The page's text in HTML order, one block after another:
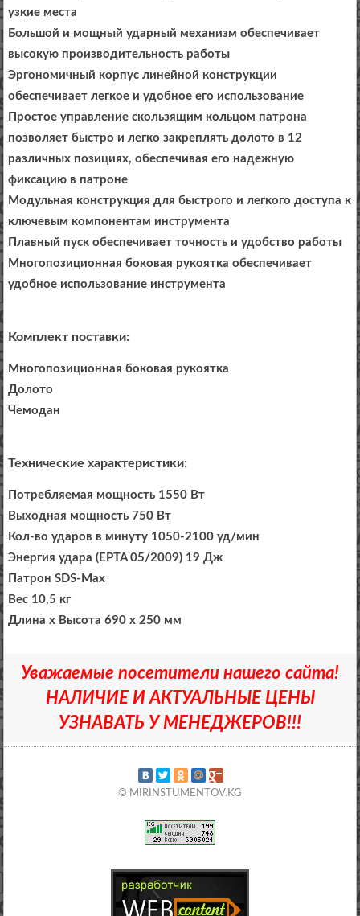
узкие места
Большой и мощный ударный механизм обеспечивает
высокую производительность работы
Эргономичный корпус линейной конструкции
обеспечивает легкое и удобное его использование
Простое управление скользящим кольцом патрона
позволяет быстро и легко закреплять долото в 12
различных позициях, обеспечивая его надежную
фиксацию в патроне
Модульная конструкция для быстрого и легкого доступа к
ключевым компонентам инструмента
Плавный пуск обеспечивает точность и удобство работы
Многопозиционная боковая рукоятка обеспечивает
удобное использование инструмента
Комплект поставки:
Многопозиционная боковая рукоятка
Долото
Чемодан
Технические характеристики:
Потребляемая мощность 1550 Вт
Выходная мощность 750 Вт
Кол-во ударов в минуту 1050-2100 уд/мин
Энергия удара (EPTA 05/2009) 19 Дж
Патрон SDS-Max
Вес 10,5 кг
Длина х Высота 690 х 250 мм
Уважаемые посетители нашего сайта!
НАЛИЧИЕ И АКТУАЛЬНЫЕ ЦЕНЫ
УЗНАВАТЬ У МЕНЕДЖЕРОВ!!!
© MIRINSTUMENTOV.KG